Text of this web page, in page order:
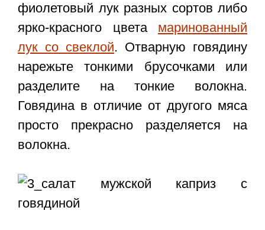
фиолетовый лук разных сортов либо
ярко-красного цвета маринованный
лук со свеклой. Отварную говядину
нарежьте тонкими брусочками или
разделите на тонкие волокна.
Говядина в отличие от другого мяса
просто прекрасно разделяется на
волокна.